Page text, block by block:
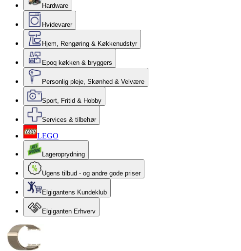
Hardware
Hvidevarer
Hjem, Rengøring & Køkkenudstyr
Epoq køkken & bryggers
Personlig pleje, Skønhed & Velvære
Sport, Fritid & Hobby
Services & tilbehør
LEGO
Lageroprydning
Ugens tilbud - og andre gode priser
Elgigantens Kundeklub
Elgiganten Erhverv